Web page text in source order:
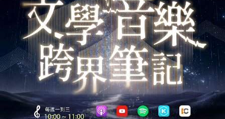
遠方台灣在說話
黃莉翔
科技咖
IC之音節目部